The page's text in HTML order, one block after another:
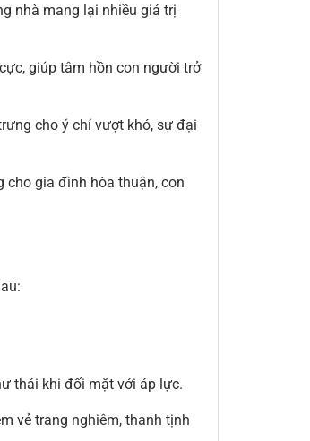
nhà mang lại nhiều giá trị
giúp tâm hồn con người trở
cho ý chí vượt khó, sự đại
cho gia đình hòa thuận, con
thái khi đối mặt với áp lực.
vẻ trang nghiêm, thanh tịnh